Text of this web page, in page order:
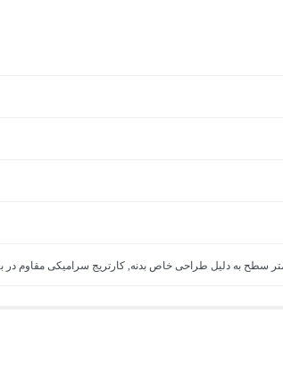
سطح به دلیل طراحی خاص بدنه, کارتریج سرامیکی مقاوم در